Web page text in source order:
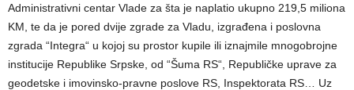
Administrativni centar Vlade za šta je naplatio ukupno 219,5 miliona
KM, te da je pored dvije zgrade za Vladu, izgrađena i poslovna
zgrada “Integra“ u kojoj su prostor kupile ili iznajmile mnogobrojne
institucije Republike Srpske, od “Šuma RS“, Republičke uprave za
geodetske i imovinsko-pravne poslove RS, Inspektorata RS… Uz